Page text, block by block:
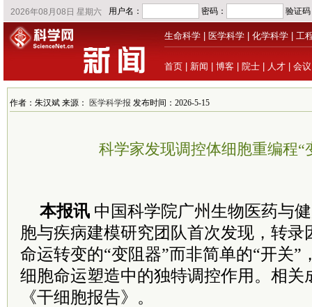
生命科学 医学科学 化学科学 工
首页 新闻 博客 院士 人才 会议
作者：朱汉斌 来源： 医学科学报 发布时间：2026-5-15
科学家发现调控体细胞重编程“
本报讯 中国科学院广州生物医药与
胞与疾病建模研究团队首次发现，转录
命运转变的“变阻器”而非简单的“开关”
细胞命运塑造中的独特调控作用。相关
《干细胞报告》。